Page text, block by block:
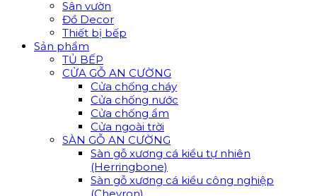
Sân vườn
Đồ Decor
Thiết bị bếp
Sản phẩm
TỦ BẾP
CỬA GỖ AN CƯỜNG
Cửa chống cháy
Cửa chống nước
Cửa chống ẩm
Cửa ngoài trời
SÀN GỖ AN CƯỜNG
Sàn gỗ xương cá kiểu tự nhiên
(Herringbone)
Sàn gỗ xương cá kiểu công nghiệp